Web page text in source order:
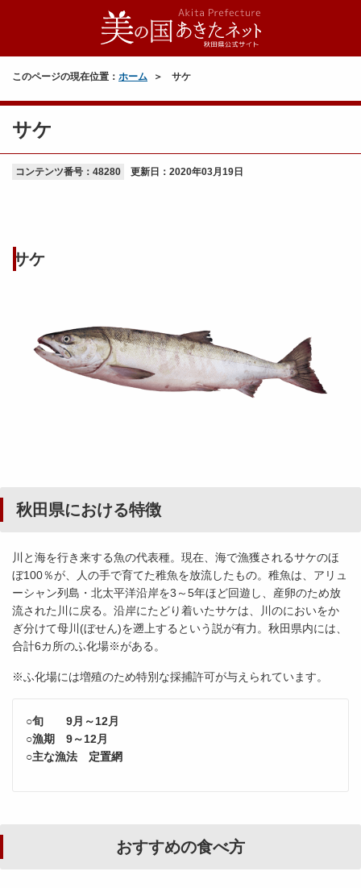
このページの現在位置： ホーム サケ
サケ
コンテンツ番号：48280 更新日： 2020年03月19日
サケ
秋田県における特徴
川と海を行き来する魚の代表種。現在、海で漁獲されるサケのほ
ぼ100％が、人の手で育てた稚魚を放流したもの。稚魚は、アリュ
ーシャン列島・北太平洋沿岸を3～5年ほど回遊し、産卵のため放
流された川に戻る。沿岸にたどり着いたサケは、川のにおいをか
ぎ分けて母川(ぼせん)を遡上するという説が有力。秋田県内には、
合計6カ所のふ化場※がある。
※ふ化場には増殖のため特別な採捕許可が与えられています。
○旬 9月～12月
○漁期 9～12月
○主な漁法 定置網
おすすめの食べ方